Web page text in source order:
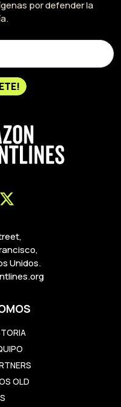
por defender la
Unidos.
OLD